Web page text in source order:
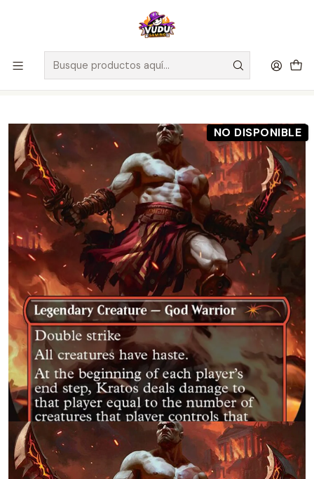
🚀 ¡Despachamos a todo Chile! Envío GRATIS a Regiones sobre
$100.000 y a RM sobre $35.000
Inicio Juegos de Cartas TCG
Magic The Gathering
Preventas Magic The Gathering
Preventa - MTG [EN] Secret Lair Drop - God of War: Vengeance
- Regular - Inglés
NO DISPONIBLE